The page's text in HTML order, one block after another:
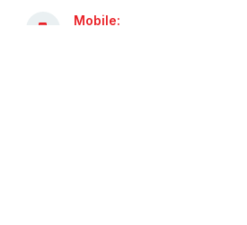
Mobile: